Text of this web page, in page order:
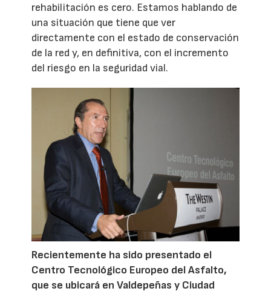
rehabilitación es cero. Estamos hablando de
una situación que tiene que ver
directamente con el estado de conservación
de la red y, en definitiva, con el incremento
del riesgo en la seguridad vial.
Recientemente ha sido presentado el
Centro Tecnológico Europeo del Asfalto,
que se ubicará en Valdepeñas y Ciudad